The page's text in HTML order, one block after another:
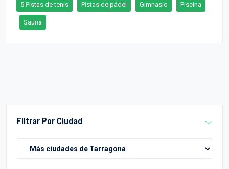
Filtrar Por Ciudad
5 Pistas de tenis Pistas de pádel Gimnasio Piscina
Sauna